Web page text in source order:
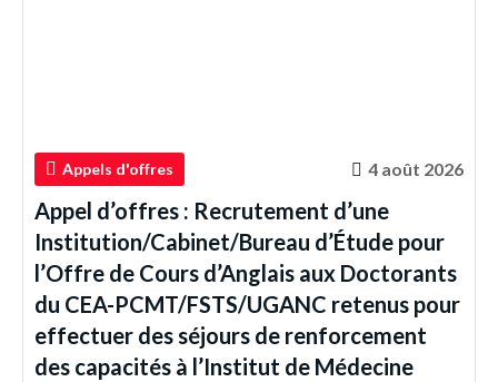
Appels d'offres 4 août 2026
Appel d’offres : Recrutement d’une
Institution/Cabinet/Bureau d’Étude pour
l’Offre de Cours d’Anglais aux Doctorants
du CEA-PCMT/FSTS/UGANC retenus pour
effectuer des séjours de renforcement
des capacités à l’Institut de Médecine